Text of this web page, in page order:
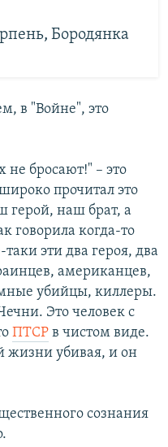
Бородянка
в "Войне", это
не бросают!" – это
прочитал это
герой, наш брат, а
говорила когда-то
эти два героя, два
американцев,
убийцы, киллеры.
Это человек с
ПТСР в чистом виде.
жизни убивая, и он
сознания